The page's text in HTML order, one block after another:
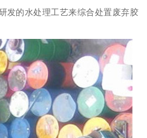
发的水处理工艺来综合处置废弃胶